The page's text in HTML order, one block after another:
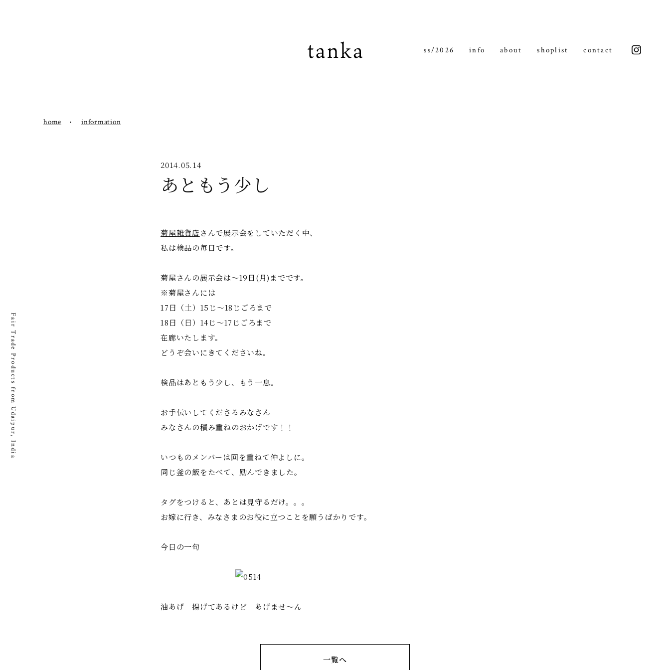
ss/2026 info about shoplist contact
home information
2014.05.14
あともう少し
菊屋雑貨店さんで展示会をしていただく中、
私は検品の毎日です。
菊屋さんの展示会は〜19日(月)までです。
※菊屋さんには
17日（土）15じ〜18じごろまで
18日（日）14じ〜17じごろまで
在廊いたします。
どうぞ会いにきてくださいね。
検品はあともう少し、もう一息。
お手伝いしてくださるみなさん
みなさんの積み重ねのおかげです！！
いつものメンバーは回を重ねて仲よしに。
同じ釜の飯をたべて、励んできました。
タグをつけると、あとは見守るだけ。。。
お嫁に行き、みなさまのお役に立つことを願うばかりです。
今日の一句
油あげ 揚げてあるけど あげませ〜ん
一覧へ
Fair Trade Products from Udaipur, India